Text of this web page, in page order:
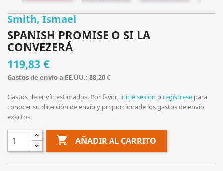
Smith, Ismael
SPANISH PROMISE O SI LA
CONVEZERÁ
119,83 €
Gastos de envío a EE.UU.: 88,20 €
Gastos de envío estimados. Por favor, inicie sesión o regístrese para
conocer su dirección de envío y proporcionarle los gastos de envío
exactos
 AÑADIR AL CARRITO